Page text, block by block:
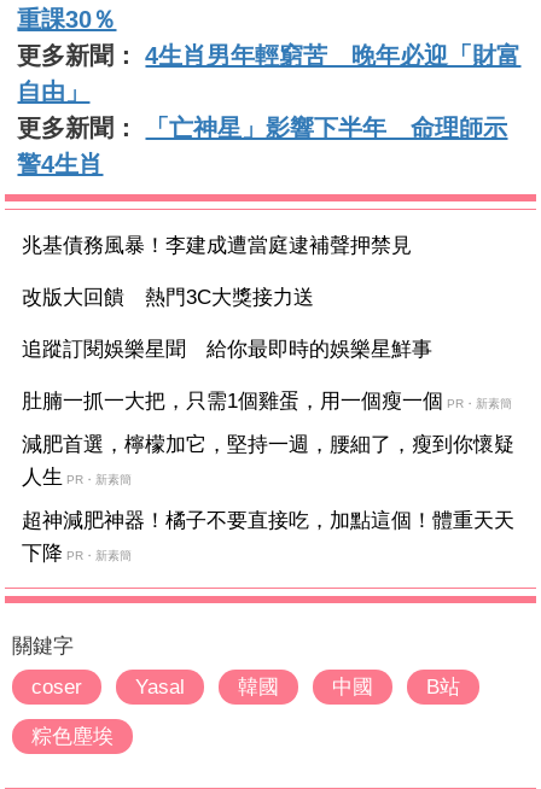
重課30％
更多新聞：4生肖男年輕窮苦 晚年必迎「財富
自由」
更多新聞：
「亡神星」影響下半年 命理師示
警4生肖
兆基債務風暴！李建成遭當庭逮補聲押禁見
改版大回饋 熱門3C大獎接力送
追蹤訂閱娛樂星聞 給你最即時的娛樂星鮮事
肚腩一抓一大把，只需1個雞蛋，用一個瘦一個 PR・新素簡
減肥首選，檸檬加它，堅持一週，腰細了，瘦到你懷疑
人生
PR・新素簡
超神減肥神器！橘子不要直接吃，加點這個！體重天天
下降 PR・新素簡
關鍵字
coser
Yasal 韓國 中國 B站
粽色塵埃